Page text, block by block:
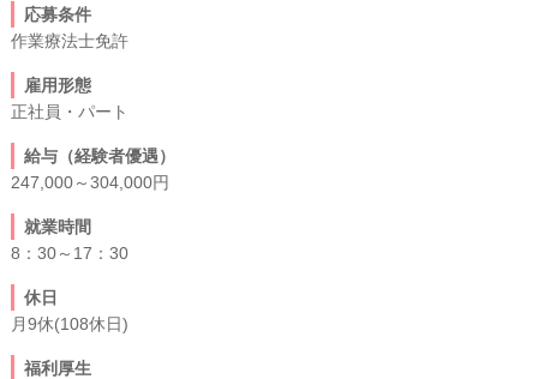
応募条件
作業療法士免許
雇用形態
正社員・パート
給与（経験者優遇）
247,000～304,000円
就業時間
8：30～17：30
休日
月9休(108休日)
福利厚生